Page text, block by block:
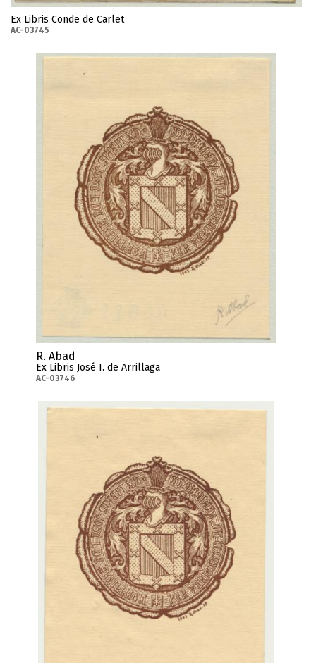
Ex Libris Conde de Carlet
AC-03745
R. Abad
Ex Libris José I. de Arrillaga
AC-03746